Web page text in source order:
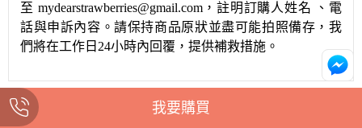
至 mydearstrawberries@gmail.com，註明訂購人姓名
、電
話與申訴內容。請保持商品原狀並盡可能拍照備存，我
們將在工作日 24小時內回覆，提供補救措施。
我要購買